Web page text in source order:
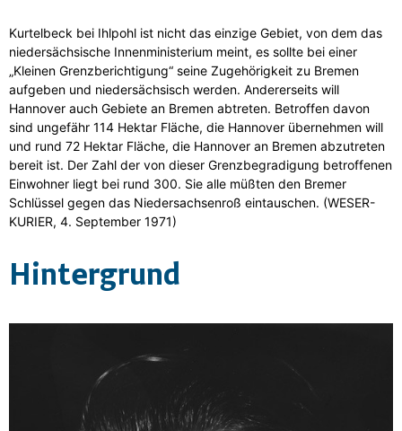
Kurtelbeck bei Ihlpohl ist nicht das einzige Gebiet, von dem das
niedersächsische Innenministerium meint, es sollte bei einer
„Kleinen Grenzberichtigung“ seine Zugehörigkeit zu Bremen
aufgeben und niedersächsisch werden. Andererseits will
Hannover auch Gebiete an Bremen abtreten. Betroffen davon
sind ungefähr 114 Hektar Fläche, die Hannover übernehmen will
und rund 72 Hektar Fläche, die Hannover an Bremen abzutreten
bereit ist. Der Zahl der von dieser Grenzbegradigung betroffenen
Einwohner liegt bei rund 300. Sie alle müßten den Bremer
Schlüssel gegen das Niedersachsenroß eintauschen. (WESER-
KURIER, 4. September 1971)
Hintergrund